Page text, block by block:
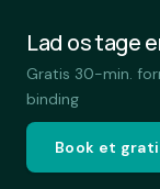
Lad os tage
Gratis 30-min.
binding
Book et